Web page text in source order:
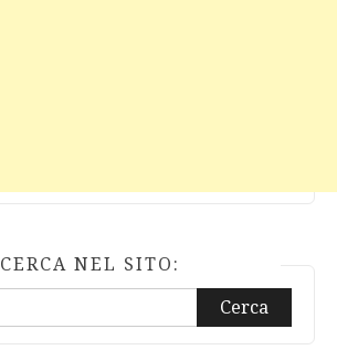
CERCA NEL SITO: